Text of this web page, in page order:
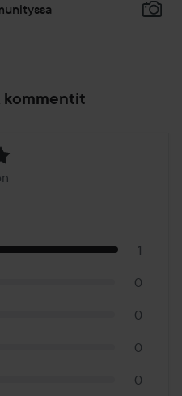
kommentit
1
0
0
0
0